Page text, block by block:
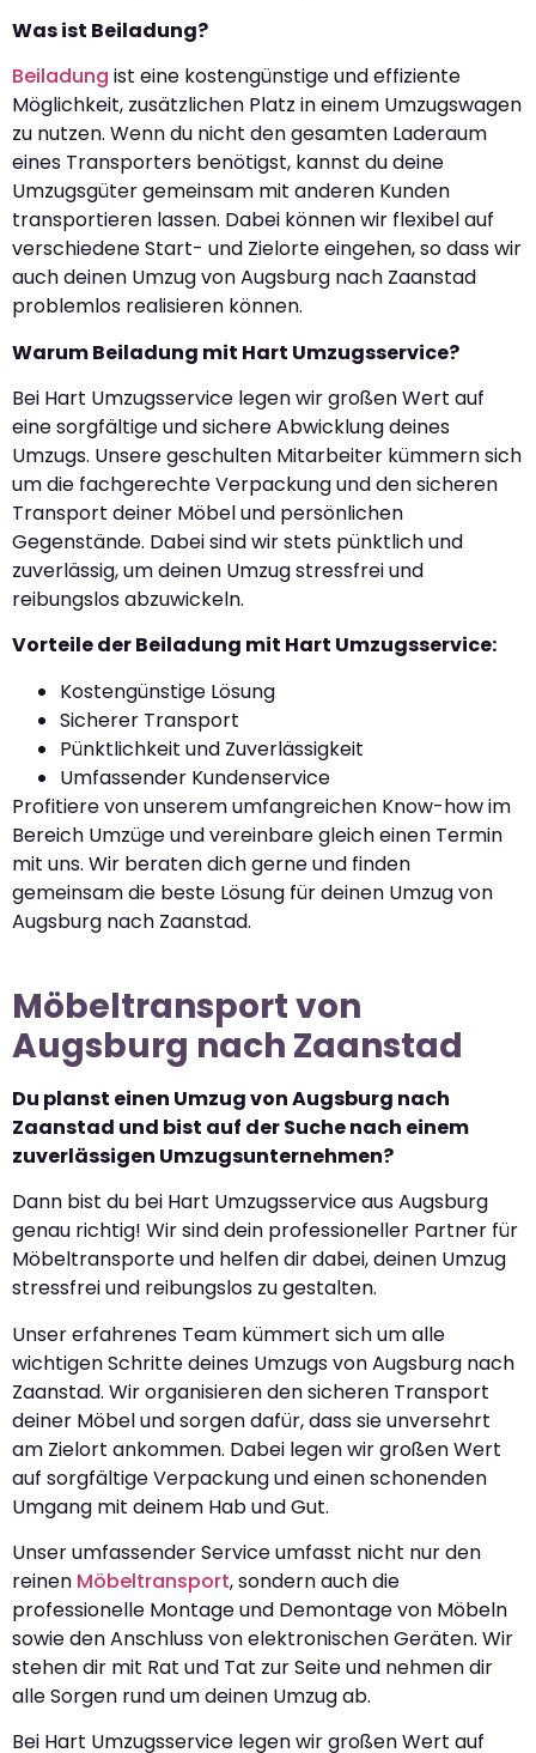
Was ist Beiladung?
Beiladung ist eine kostengünstige und effiziente
Möglichkeit, zusätzlichen Platz in einem Umzugswagen
zu nutzen. Wenn du nicht den gesamten Laderaum
eines Transporters benötigst, kannst du deine
Umzugsgüter gemeinsam mit anderen Kunden
transportieren lassen. Dabei können wir flexibel auf
verschiedene Start- und Zielorte eingehen, so dass wir
auch deinen Umzug von Augsburg nach Zaanstad
problemlos realisieren können.
Warum Beiladung mit Hart Umzugsservice?
Bei Hart Umzugsservice legen wir großen Wert auf
eine sorgfältige und sichere Abwicklung deines
Umzugs. Unsere geschulten Mitarbeiter kümmern sich
um die fachgerechte Verpackung und den sicheren
Transport deiner Möbel und persönlichen
Gegenstände. Dabei sind wir stets pünktlich und
zuverlässig, um deinen Umzug stressfrei und
reibungslos abzuwickeln.
Vorteile der Beiladung mit Hart Umzugsservice:
Kostengünstige Lösung
Sicherer Transport
Pünktlichkeit und Zuverlässigkeit
Umfassender Kundenservice
Profitiere von unserem umfangreichen Know-how im
Bereich Umzüge und vereinbare gleich einen Termin
mit uns. Wir beraten dich gerne und finden
gemeinsam die beste Lösung für deinen Umzug von
Augsburg nach Zaanstad.
Möbeltransport von
Augsburg nach Zaanstad
Du planst einen Umzug von Augsburg nach
Zaanstad und bist auf der Suche nach einem
zuverlässigen Umzugsunternehmen?
Dann bist du bei Hart Umzugsservice aus Augsburg
genau richtig! Wir sind dein professioneller Partner für
Möbeltransporte und helfen dir dabei, deinen Umzug
stressfrei und reibungslos zu gestalten.
Unser erfahrenes Team kümmert sich um alle
wichtigen Schritte deines Umzugs von Augsburg nach
Zaanstad. Wir organisieren den sicheren Transport
deiner Möbel und sorgen dafür, dass sie unversehrt
am Zielort ankommen. Dabei legen wir großen Wert
auf sorgfältige Verpackung und einen schonenden
Umgang mit deinem Hab und Gut.
Unser umfassender Service umfasst nicht nur den
reinen Möbeltransport, sondern auch die
professionelle Montage und Demontage von Möbeln
sowie den Anschluss von elektronischen Geräten. Wir
stehen dir mit Rat und Tat zur Seite und nehmen dir
alle Sorgen rund um deinen Umzug ab.
Bei Hart Umzugsservice legen wir großen Wert auf